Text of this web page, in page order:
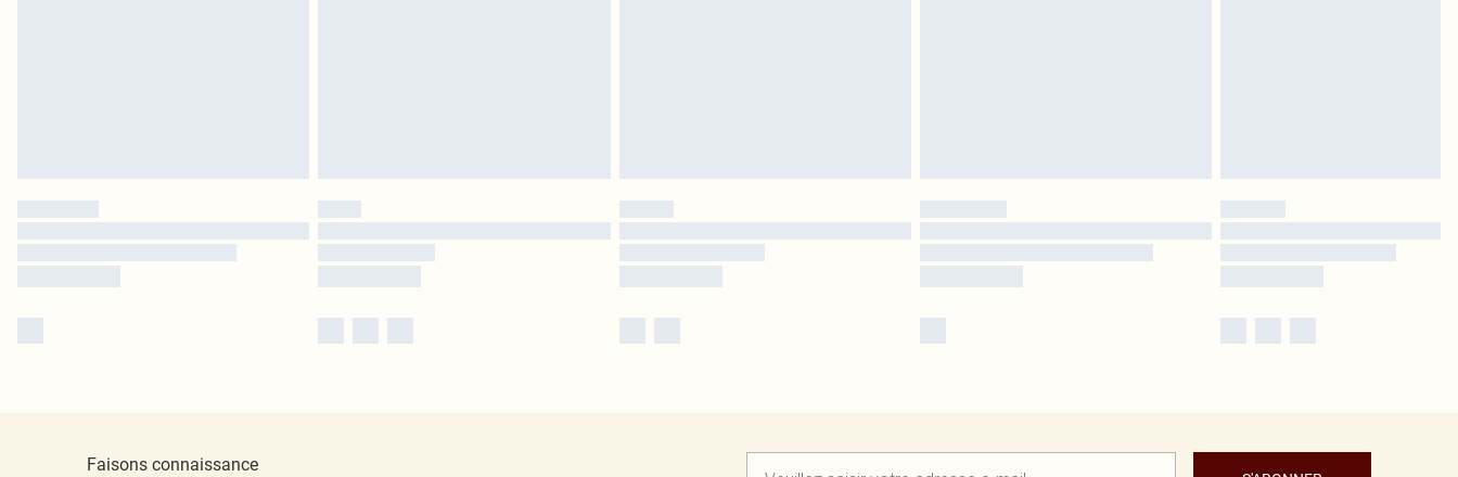
Faisons connaissance